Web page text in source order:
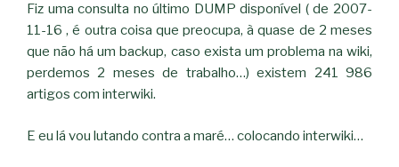
Fiz uma consulta no último DUMP disponível ( de 2007-
11-16 , é outra coisa que preocupa, à quase de 2 meses
que não há um backup, caso exista um problema na wiki,
perdemos 2 meses de trabalho…) existem 241 986
artigos com interwiki.
E eu lá vou lutando contra a maré… colocando interwiki…